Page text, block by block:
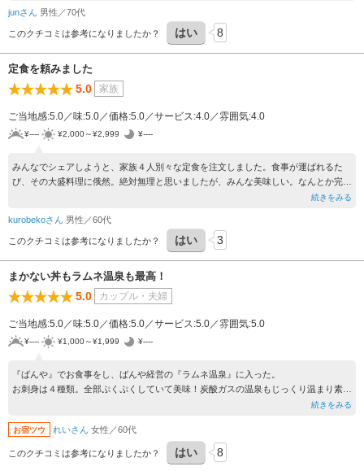
6人で予約したが
豪華な船の
一方だけしか刺身は乗ってなく反対側の人は食べる刺身さえない
昔良かったので昨年に違うところからばんやに予約をしなおしたのに
怒りのみしか残らない
junさん 男性／70代
このクチコミは参考になりましたか？ はい 8
定食を頼みました
5.0 家族
ご当地感:5.0／味:5.0／価格:5.0／サービス:4.0／雰囲気:4.0
¥---- ¥2,000～¥2,999 ¥----
みんなでシェアしようと、家族４人別々な定食を注文しました。食事が運ばれるた
び、その大盛料理に俄然。絶対無理と思いましたが、みんな美味しい。なんとか完食
続きをみる
kurobekoさん 男性／60代
このクチコミは参考になりましたか？ はい 3
まかない丼もラムネ温泉も最高！
5.0 カップル・夫婦
ご当地感:5.0／味:5.0／価格:5.0／サービス:5.0／雰囲気:5.0
¥---- ¥1,000～¥1,999 ¥----
『ばんや』でお食事をし、ばんや経営の『ラムネ温泉』に入った。
お刺身は４種類。全部ぷくぷくしていて美味！炭酸ガスの温泉もじっくり温まり素朴
続きをみる
お宿ツウ れいさん 女性／60代
このクチコミは参考になりましたか？ はい 8